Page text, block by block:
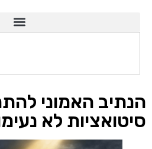
האמוני
לא נעימות/